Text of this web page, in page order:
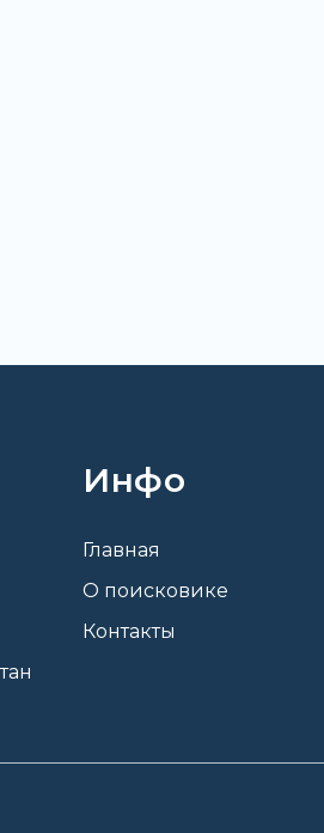
Инфо
Главная
О поисковике
Контакты